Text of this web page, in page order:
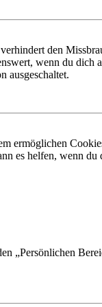
den
wenn du dich
ausgeschaltet.
ermöglichen
es helfen, wenn du
„Persönlichen